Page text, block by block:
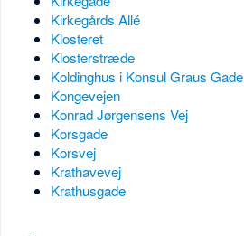
Kirkegårds Allé
Klosteret
Klosterstræde
Koldinghus i Konsul Graus Gade
Kongevejen
Konrad Jørgensens Vej
Korsgade
Korsvej
Krathavevej
Krathusgade